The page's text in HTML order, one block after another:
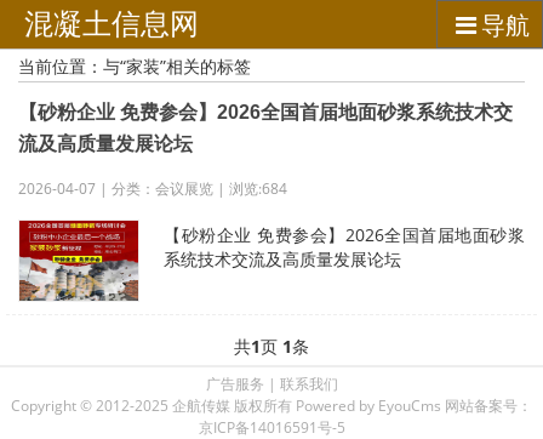
混凝土信息网 导航
当前位置：与“家装”相关的标签
【砂粉企业 免费参会】2026全国首届地面砂浆系统技术交
流及高质量发展论坛
2026-04-07 | 分类：会议展览 | 浏览:684
【砂粉企业 免费参会】2026全国首届地面砂浆
系统技术交流及高质量发展论坛
共1页 1条
广告服务 | 联系我们
Copyright © 2012-2025 企航传媒 版权所有 Powered by EyouCms 网站备案号：
京ICP备14016591号-5